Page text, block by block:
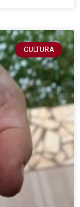
CULTURA